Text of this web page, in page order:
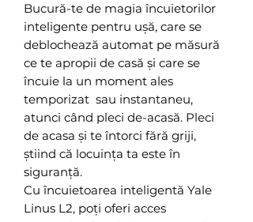
Bucură-te de magia încuietorilor
inteligente pentru ușă, care se
deblochează automat pe măsură
ce te apropii de casă și care se
încuie la un moment ales
temporizat sau instantaneu,
atunci când pleci de-acasă. Pleci
de acasa și te întorci fără griji,
știind că locuința ta este în
siguranță.
Cu încuietoarea inteligentă Yale
Linus L2, poți oferi acces